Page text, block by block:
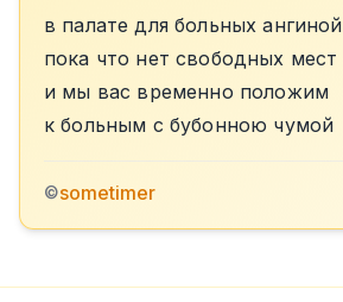
в палате для больных ангиной
пока что нет свободных мест
и мы вас временно положим
к больным с бубонною чумой
©sometimer